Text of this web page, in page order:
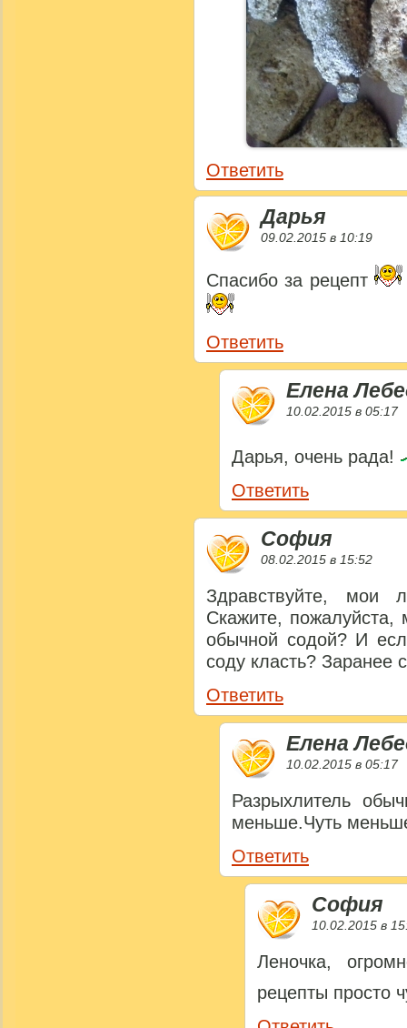
Ответить
Дарья
09.02.2015 в 10:19
Спасибо за рецепт
Ответить
Елена
10.02.2015 в 05:17
Дарья, очень рада!
Ответить
София
08.02.2015 в 15:52
Здравствуйте, мои
Скажите, пожалуйста,
обычной содой? И
соду класть? Заранее
Ответить
Елена
10.02.2015 в 05:17
Разрыхлитель
меньше.Чуть
Ответить
София
10.02.2015 в
Леночка,
рецепты просто